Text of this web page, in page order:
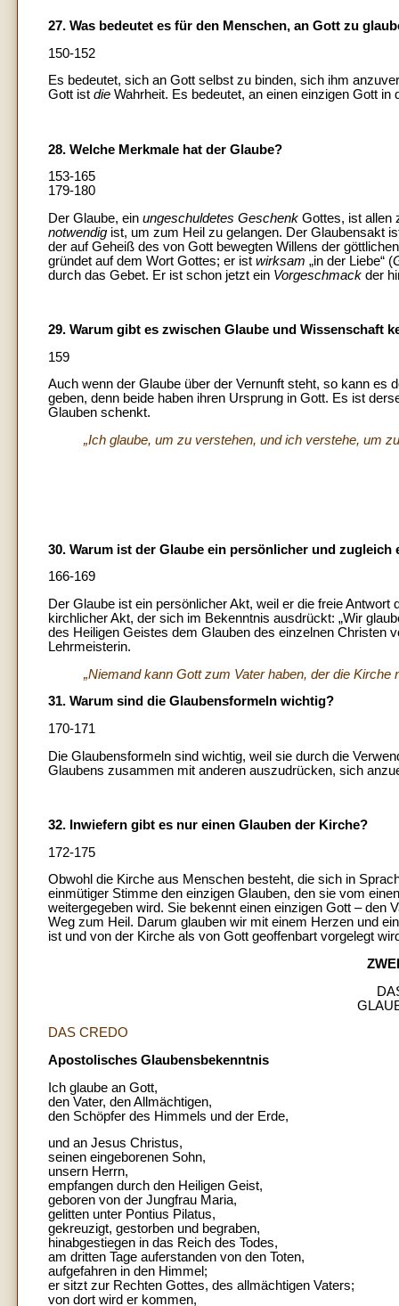
27. Was bedeutet es für den Menschen, an Gott zu
150-152
Es bedeutet, sich an Gott selbst zu binden, sich ihm
Gott ist die Wahrheit. Es bedeutet, an einen einzigen Gott
28. Welche Merkmale hat der Glaube?
153-165
179-180
Der Glaube, ein ungeschuldetes Geschenk Gottes, ist allen
notwendig ist, um zum Heil zu gelangen. Der Glaubensakt
der auf Geheiß des von Gott bewegten Willens der
gründet auf dem Wort Gottes; er ist wirksam „in der Liebe“ (
durch das Gebet. Er ist schon jetzt ein Vorgeschmack der
29. Warum gibt es zwischen Glaube und Wissenschaft
159
Auch wenn der Glaube über der Vernunft steht, so kann
geben, denn beide haben ihren Ursprung in Gott. Es ist
Glauben schenkt.
„Ich glaube, um zu verstehen, und ich verstehe, um
30. Warum ist der Glaube ein persönlicher und zugleich
166-169
Der Glaube ist ein persönlicher Akt, weil er die freie
kirchlicher Akt, der sich im Bekenntnis ausdrückt: „Wir
des Heiligen Geistes dem Glauben des einzelnen Christen
Lehrmeisterin.
„Niemand kann Gott zum Vater haben, der die Kirche
31. Warum sind die Glaubensformeln wichtig?
170-171
Die Glaubensformeln sind wichtig, weil sie durch die
Glaubens zusammen mit anderen auszudrücken, sich
32. Inwiefern gibt es nur einen Glauben der Kirche?
172-175
Obwohl die Kirche aus Menschen besteht, die sich in
einmütiger Stimme den einzigen Glauben, den sie vom
weitergegeben wird. Sie bekennt einen einzigen Gott – den
Weg zum Heil. Darum glauben wir mit einem Herzen und
ist und von der Kirche als von Gott geoffenbart vorgelegt
DAS CREDO
Apostolisches Glaubensbekenntnis
Ich glaube an Gott,
den Vater, den Allmächtigen,
den Schöpfer des Himmels und der Erde,
und an Jesus Christus,
seinen eingeborenen Sohn,
unsern Herrn,
empfangen durch den Heiligen Geist,
geboren von der Jungfrau Maria,
gelitten unter Pontius Pilatus,
gekreuzigt, gestorben und begraben,
hinabgestiegen in das Reich des Todes,
am dritten Tage auferstanden von den Toten,
aufgefahren in den Himmel;
er sitzt zur Rechten Gottes, des allmächtigen Vaters;
von dort wird er kommen,